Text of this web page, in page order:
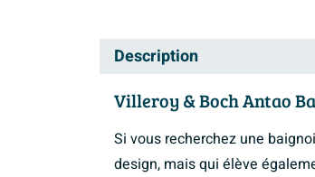
Description
Villeroy & Boch Antao
Si vous recherchez une
design, mais qui élève